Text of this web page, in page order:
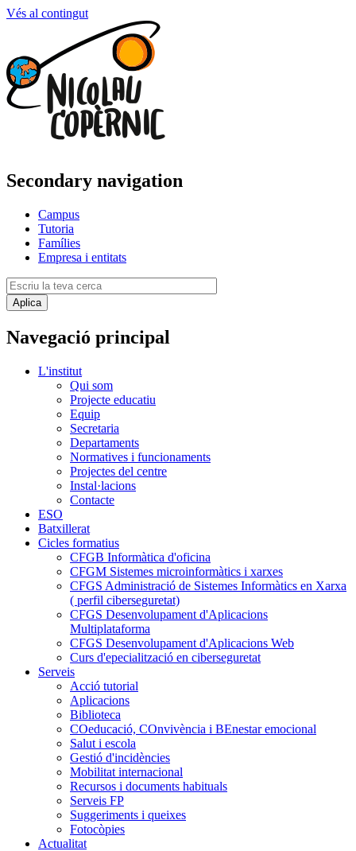
Vés al contingut
Secondary navigation
Campus
Tutoria
Famílies
Empresa i entitats
Navegació principal
L'institut
Qui som
Projecte educatiu
Equip
Secretaria
Departaments
Normatives i funcionaments
Projectes del centre
Instal·lacions
Contacte
ESO
Batxillerat
Cicles formatius
CFGB Informàtica d'oficina
CFGM Sistemes microinformàtics i xarxes
CFGS Administració de Sistemes Informàtics en Xarxa
( perfil ciberseguretat)
CFGS Desenvolupament d'Aplicacions
Multiplataforma
CFGS Desenvolupament d'Aplicacions Web
Curs d'epecialització en ciberseguretat
Serveis
Acció tutorial
Aplicacions
Biblioteca
COeducació, COnvivència i BEnestar emocional
Salut i escola
Gestió d'incidències
Mobilitat internacional
Recursos i documents habituals
Serveis FP
Suggeriments i queixes
Fotocòpies
Actualitat